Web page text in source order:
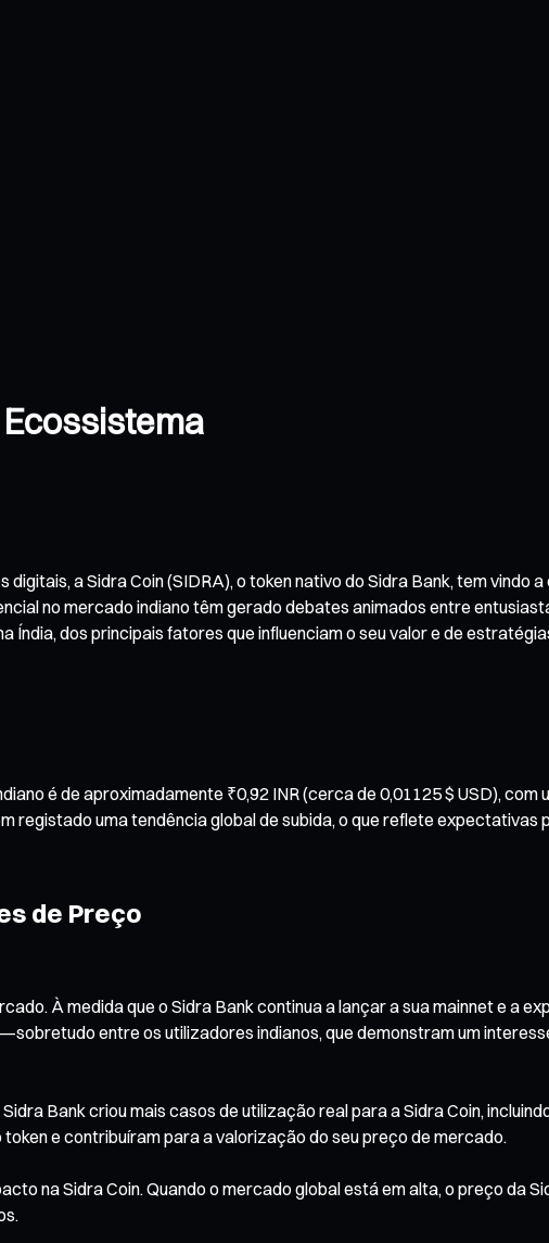
Ecossistema
a Sidra Coin (SIDRA), o token nativo do Sidra Bank, tem vindo
no mercado indiano têm gerado debates animados entre
dos principais fatores que influenciam o seu valor e de
é de aproximadamente ₹0,92 INR (cerca de 0,01125 $ USD), com
registado uma tendência global de subida, o que reflete expectativas
de Preço
À medida que o Sidra Bank continua a lançar a sua mainnet e a
entre os utilizadores indianos, que demonstram um
Bank criou mais casos de utilização real para a Sidra Coin,
e contribuíram para a valorização do seu preço de mercado.
na Sidra Coin. Quando o mercado global está em alta, o preço da